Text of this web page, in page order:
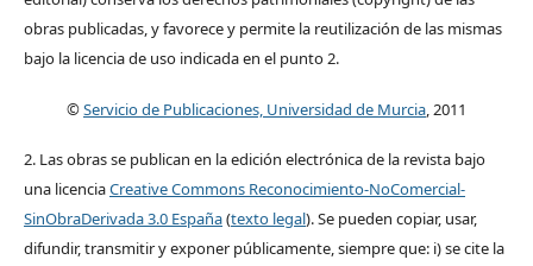
obras publicadas, y favorece y permite la reutilización de las mismas
bajo la licencia de uso indicada en el punto 2.
©Servicio de Publicaciones, Universidad de Murcia, 2011
2. Las obras se publican en la edición electrónica de la revista bajo
una licenciaCreative Commons Reconocimiento-NoComercial-
SinObraDerivada 3.0 España(texto legal). Se pueden copiar, usar,
difundir, transmitir y exponer públicamente, siempre que: i) se cite la